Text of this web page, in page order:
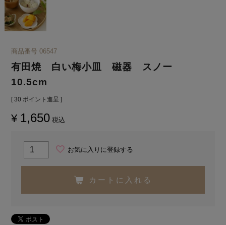
商品番号 06547
有田焼 白い梅小皿 磁器 スノー
10.5cm
[ 30 ポイント進呈 ]
¥ 1,650 税込
お気に入りに登録する
カートに入れる